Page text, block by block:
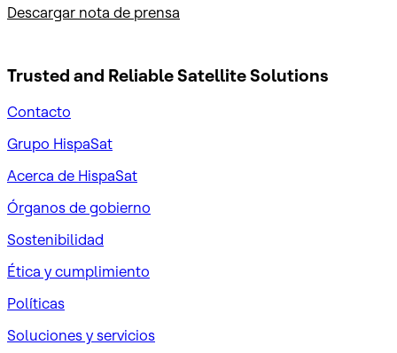
Descargar nota de prensa
Trusted and ReliableSatellite Solutions
Contacto
Grupo HispaSat
Acerca de HispaSat
Órganos de gobierno
Sostenibilidad
Ética y cumplimiento
Políticas
Soluciones y servicios